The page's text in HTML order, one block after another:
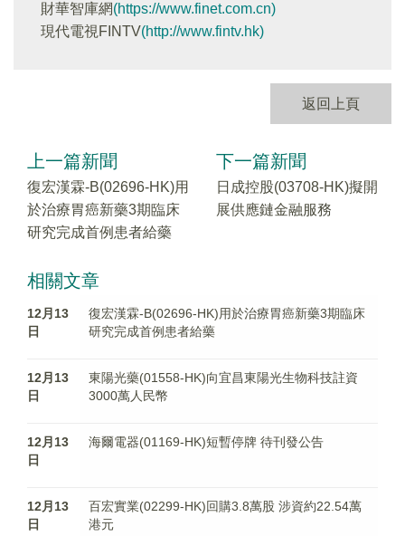
財華智庫網(https://www.finet.com.cn)
現代電視FINTV(http://www.fintv.hk)
返回上頁
上一篇新聞
復宏漢霖-B(02696-HK)用
於治療胃癌新藥3期臨床
研究完成首例患者給藥
下一篇新聞
日成控股(03708-HK)擬開
展供應鏈金融服務
相關文章
12月13
日
復宏漢霖-B(02696-HK)用於治療胃癌新藥3期臨床
研究完成首例患者給藥
12月13
日
東陽光藥(01558-HK)向宜昌東陽光生物科技註資
3000萬人民幣
12月13
日
海爾電器(01169-HK)短暫停牌 待刊發公告
12月13
日
百宏實業(02299-HK)回購3.8萬股 涉資約22.54萬
港元